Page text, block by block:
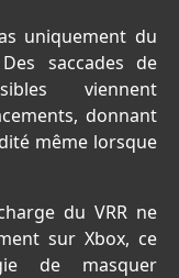
uniquement du
saccades de
viennent
donnant
même lorsque
du VRR ne
sur Xbox, ce
de masquer